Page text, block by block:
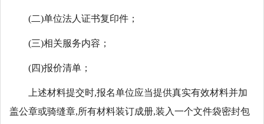
(二)单位法人证书复印件；
(三)相关服务内容；
(四)报价清单；
上述材料提交时,报名单位应当提供真实有效材料并加
盖公章或骑缝章,所有材料装订成册,装入一个文件袋密封包